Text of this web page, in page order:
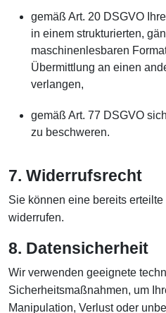
gemäß Art. 20 DSGVO
in einem strukturierten,
maschinenlesbaren
Übermittlung an einen
verlangen,
gemäß Art. 77 DSGVO
zu beschweren.
7. Widerrufsrecht
Sie können eine bereits
widerrufen.
8. Datensicherheit
Wir verwenden geeignete
Sicherheitsmaßnahmen, um
Manipulation, Verlust oder